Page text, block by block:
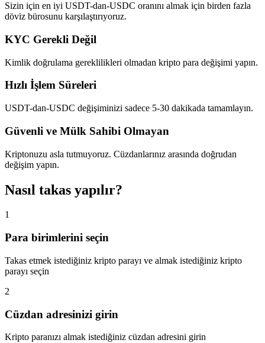
Sizin için en iyi USDT-dan-USDC oranını almak için birden fazla
döviz bürosunu karşılaştırıyoruz.
KYC Gerekli Değil
Kimlik doğrulama gereklilikleri olmadan kripto para değişimi yapın.
Hızlı İşlem Süreleri
USDT-dan-USDC değişiminizi sadece 5-30 dakikada tamamlayın.
Güvenli ve Mülk Sahibi Olmayan
Kriptonuzu asla tutmuyoruz. Cüzdanlarınız arasında doğrudan
değişim yapın.
Nasıl takas yapılır?
1
Para birimlerini seçin
Takas etmek istediğiniz kripto parayı ve almak istediğiniz kripto
parayı seçin
2
Cüzdan adresinizi girin
Kripto paranızı almak istediğiniz cüzdan adresini girin